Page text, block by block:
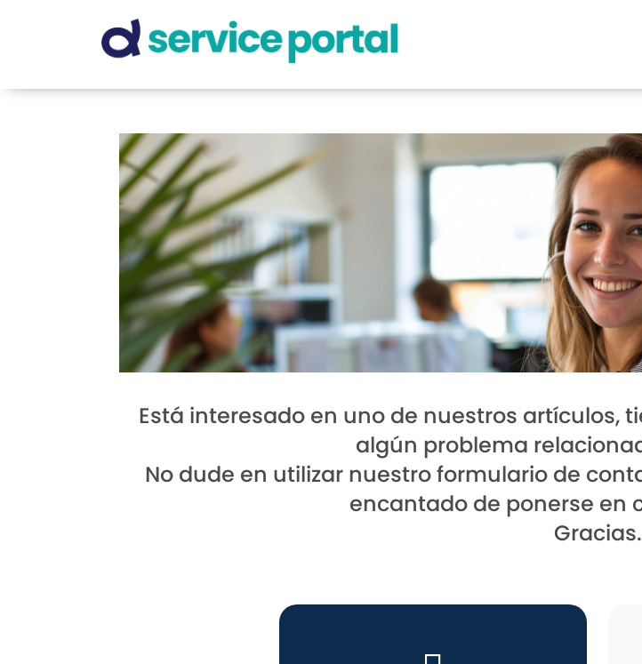
Está interesado en uno de nuestros artículos,
algún problema
No dude en utilizar nuestro formulario de
encantado de ponerse en
Gracias.